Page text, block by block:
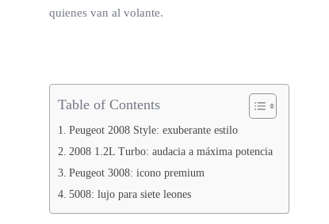
quienes van al volante.
Table of Contents
Peugeot 2008 Style: exuberante estilo
2008 1.2L Turbo: audacia a máxima potencia
Peugeot 3008: icono premium
5008: lujo para siete leones